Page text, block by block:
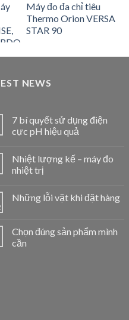
Máy đo đa chỉ tiêu
Thermo Orion VERSA
STAR 90
NEWS
7 bí quyết sử dụng điện
cực pH hiệu quả
Nhiệt lượng kế – máy đo
nhiệt trị
Những lỗi vặt khi đặt hàng
Chọn đúng sản phẩm mình
cần